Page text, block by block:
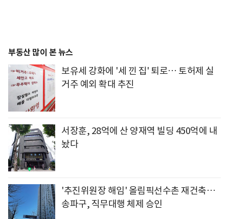
부동산 많이 본 뉴스
보유세 강화에 '세 낀 집' 퇴로… 토허제 실
거주 예외 확대 추진
서장훈, 28억에 산 양재역 빌딩 450억에 내
놨다
'추진위원장 해임' 올림픽선수촌 재건축…
송파구, 직무대행 체제 승인